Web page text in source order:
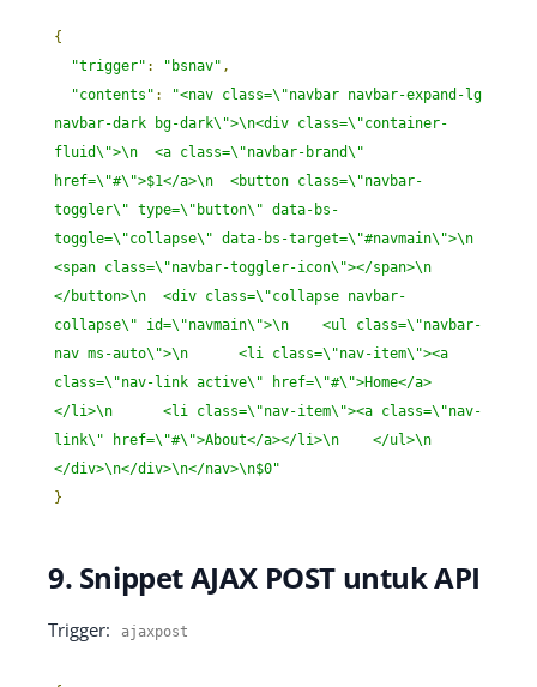
{
"trigger" : "bsnav" ,
"contents" :
"<nav class=\"navbar navbar-expand-lg
navbar-dark bg-dark\">\n<div class=\"container-
fluid\">\n  <a class=\"navbar-brand\"
href=\"#\">$1</a>\n  <button class=\"navbar-
toggler\" type=\"button\" data-bs-
toggle=\"collapse\" data-bs-target=\"#navmain\">\n
<span class=\"navbar-toggler-icon\"></span>\n
</button>\n  <div class=\"collapse navbar-
collapse\" id=\"navmain\">\n    <ul class=\"navbar-
nav ms-auto\">\n      <li class=\"nav-item\"><a
class=\"nav-link active\" href=\"#\">Home</a>
</li>\n      <li class=\"nav-item\"><a class=\"nav-
link\" href=\"#\">About</a></li>\n    </ul>\n
</div>\n</div>\n</nav>\n$0"
}
9. Snippet AJAX POST untuk API
Trigger: ajaxpost